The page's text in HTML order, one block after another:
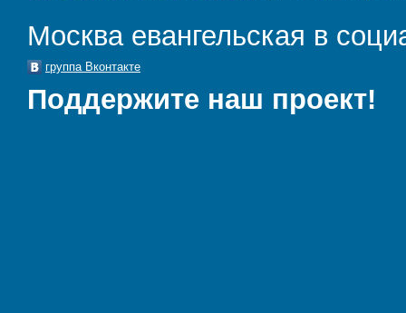
Москва евангельская в
группа Вконтакте
Поддержите наш проект!